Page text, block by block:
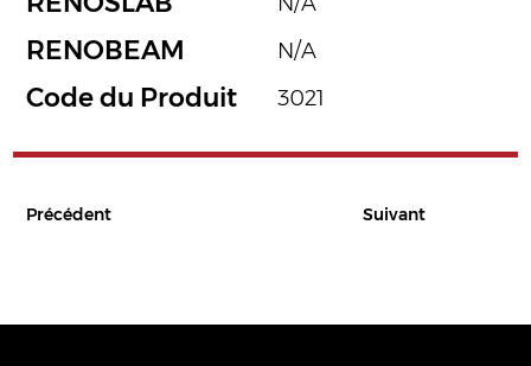
RENOBEAM
Code du Produit
N/A
3021
Suivant
Précédent